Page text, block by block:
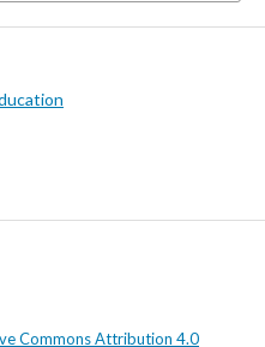
Commons Attribution 4.0